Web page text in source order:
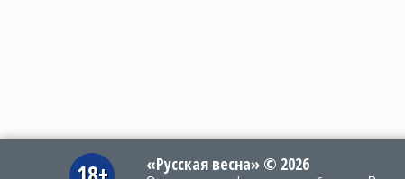
«Русская весна» © 2026